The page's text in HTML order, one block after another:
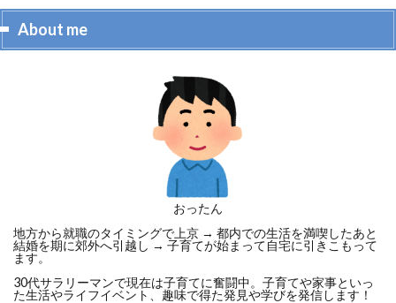
About me
おったん
地方から就職のタイミングで上京 → 都内での生活を満喫したあと
結婚を期に郊外へ引越し → 子育てが始まって自宅に引きこもって
ます。
30代サラリーマンで現在は子育てに奮闘中。子育てや家事といっ
た生活やライフイベント、趣味で得た発見や学びを発信します！